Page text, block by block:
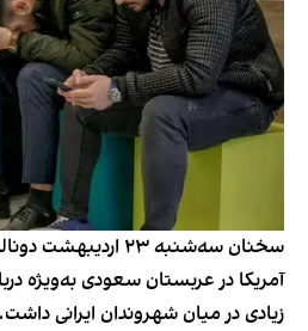
سخنان سه‌شنبه ۲۳
آمریکا در عربستان سعودی به‌ویژه
زیادی در میان شهروندان ایرانی